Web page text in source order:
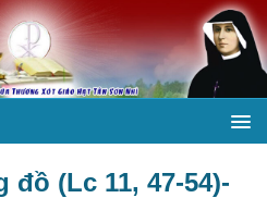
(Lc 11, 47-54)-